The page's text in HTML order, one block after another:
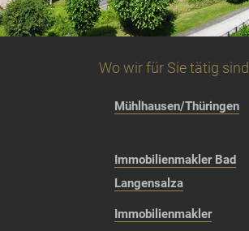
Wo wir für Sie tätig sind
Mühlhausen/Thüringen
Immobilienmakler Bad
Langensalza
Immobilienmakler